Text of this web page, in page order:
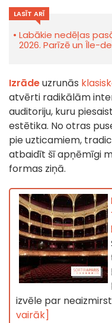
LASĪT ARĪ
Labākie nedēļas
2026. Parīzē un Île-
Izrādeuzrunās
atvērti radikālām
auditoriju, kuru
estētika. No otras
pie uzticamiem,
atbaidīt šī apņēmīgi
formas ziņā.
izvēle par
vairāk]